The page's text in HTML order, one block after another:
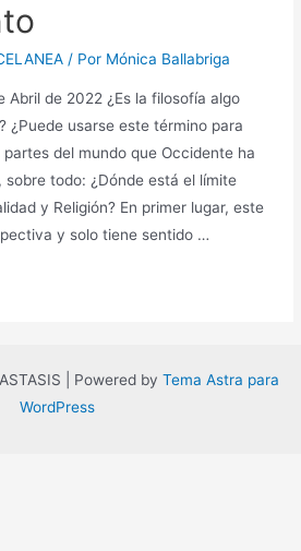
/ Por Mónica Ballabriga
Abril de 2022 ¿Es la filosofía algo
¿Puede usarse este término para
del mundo que Occidente ha
sobre todo: ¿Dónde está el límite
y Religión? En primer lugar, este
y solo tiene sentido …
| Powered by Tema Astra para
WordPress